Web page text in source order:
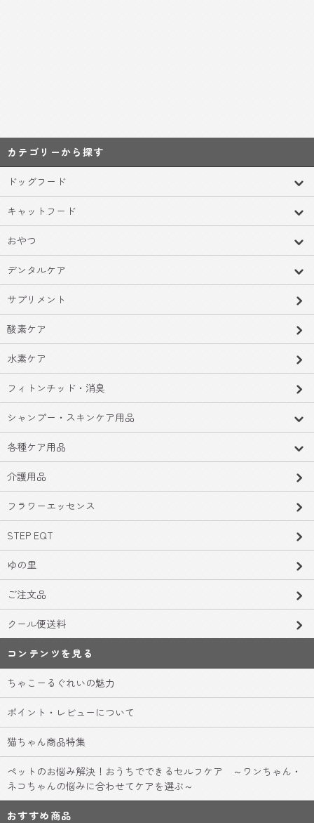
カテゴリーから探す
ドッグフード
キャットフード
おやつ
デンタルケア
サプリメント
酸素ケア
水素ケア
フィトンチッド・消臭
シャンプー・スキンケア用品
各種ケア用品
介護用品
フラワーエッセンス
STEP EQT
ゆの里
ご注文品
クール便送料
コンテンツを見る
ちゃこーるぐれいの魅力
ポイント・レビューについて
猫ちゃん商品特集
ペットのお悩み解決！おうちでできるセルフケア ～ワンちゃん・
ネコちゃんの悩みに合わせてケアを選ぶ～
おすすめ商品